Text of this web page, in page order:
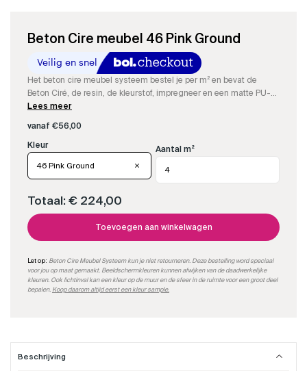
Beton Cire meubel 46 Pink Ground
Het beton cire meubel systeem bestel je per m² en bevat de
Beton Ciré, de resin, de kleurstof, impregneer en een matte PU-
sealer om een compleet waterdicht Beton Cire meubel te maken.
Lees meer
vanaf €56,00
46 Pink Ground
Aantal m²
Totaal: € 224,00
Toevoegen aan winkelwagen
Let op: Beton Cire Meubel Systeem kun je niet retourneren. Deze bestelling word speciaal
voor jou op maat gemaakt. Beeldschermkleuren kunnen afwijken van de daadwerkelijke
kleuren. Ook lichtinval kan een kleur op de muur en de sfeer in de ruimte voor een groot deel
bepalen. Koop daarom altijd eerst een kleur sample.
Beschrijving